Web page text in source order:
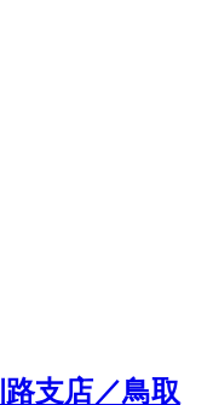
支店／鳥取